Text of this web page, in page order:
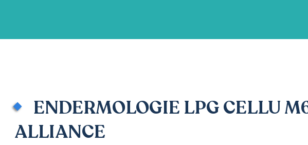
ENDERMOLOGIE LPG CELLU
ALLIANCE